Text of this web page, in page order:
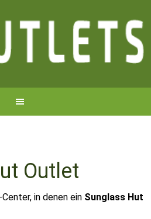
Outlet
in denen ein Sunglass Hut